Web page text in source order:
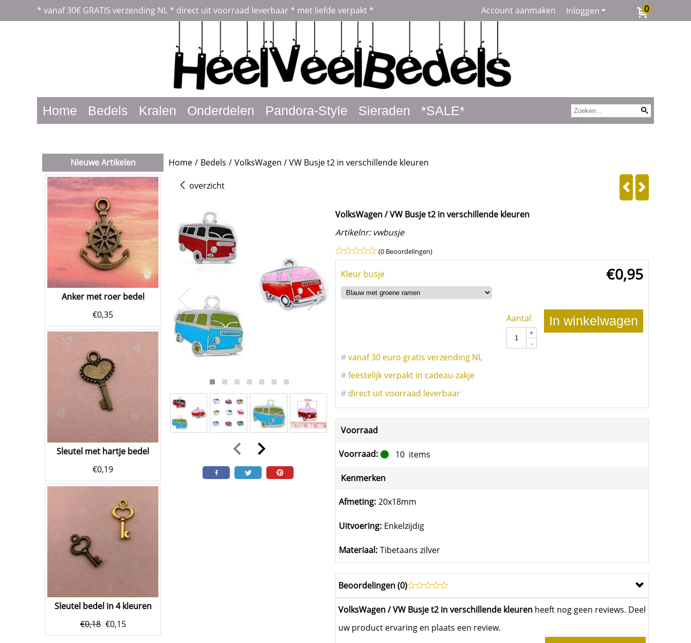
* vanaf 30€ GRATIS verzending NL * direct uit voorraad leverbaar * met liefde verpakt * 0
Inloggen
Account aanmaken
Home Bedels Kralen Onderdelen Pandora-Style Sieraden *SALE*
Nieuwe Artikelen
Anker met roer bedel
€0,35
Sleutel met hartje bedel
€0,19
Sleutel bedel in 4 kleuren
€0,18 €0,15
Home / Bedels / VolksWagen / VW Busje t2 in verschillende kleuren
overzicht
VolksWagen / VW Busje t2 in verschillende kleuren
Artikelnr: vwbusje
(0 Beoordelingen)
€0,95
Kleur busje
Aantal
+
-
In winkelwagen
#vanaf 30 euro gratis verzending NL
#feestelijk verpakt in cadeau-zakje
# direct uit voorraad leverbaar
Voorraad
Voorraad: 10 items
Kenmerken
Afmeting: 20x18mm
Uitvoering: Enkelzijdig
Materiaal: Tibetaans zilver
Beoordelingen (0)
VolksWagen / VW Busje t2 in verschillende kleuren heeft nog geen reviews. Deel
uw product ervaring en plaats een review.